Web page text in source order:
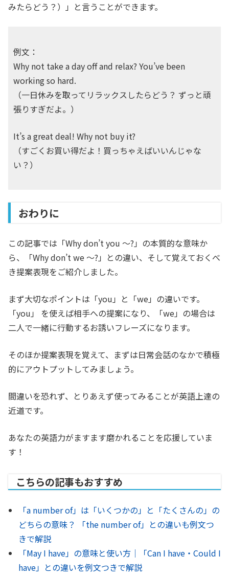
みたらどう？）」と言うことができます。
例文：
Why not take a day off and relax? You’ve been
working so hard.
（一日休みを取ってリラックスしたらどう？ ずっと頑
張りすぎだよ。）
It’s a great deal! Why not buy it?
（すごくお買い得だよ！買っちゃえばいいんじゃな
い？）
おわりに
この記事では「Why don’t you ～?」の本質的な意味か
ら、「Why don’t we ～?」との違い、そして覚えておくべ
き提案表現をご紹介しました。
まず大切なポイントは「you」と「we」の違いです。
「you」 を使えば相手への提案になり、「we」の場合は
二人で一緒に行動するお誘いフレーズになります。
そのほか提案表現を覚えて、まずは日常会話のなかで積極
的にアウトプットしてみましょう。
間違いを恐れず、とりあえず使ってみることが英語上達の
近道です。
あなたの英語力がますます磨かれることを応援していま
す！
こちらの記事もおすすめ
「a number of」は「いくつかの」と「たくさんの」の
どちらの意味？ 「the number of」との違いも例文つ
きで解説
「May I have」の意味と使い方｜「Can I have・Could I
have」との違いを例文つきで解説